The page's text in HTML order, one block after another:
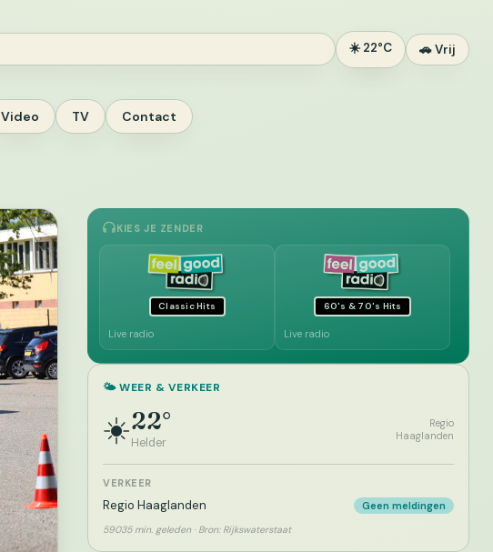
☀️ 22°C 🚗 Vrij
Video TV Contact
KIES JE ZENDER
Classic Hits
Live radio
60's & 70's Hits
Live radio
🌤️ WEER & VERKEER
☀️22°
Helder
Regio
Haaglanden
VERKEER
Regio Haaglanden Geen meldingen
59035 min. geleden · Bron: Rijkswaterstaat